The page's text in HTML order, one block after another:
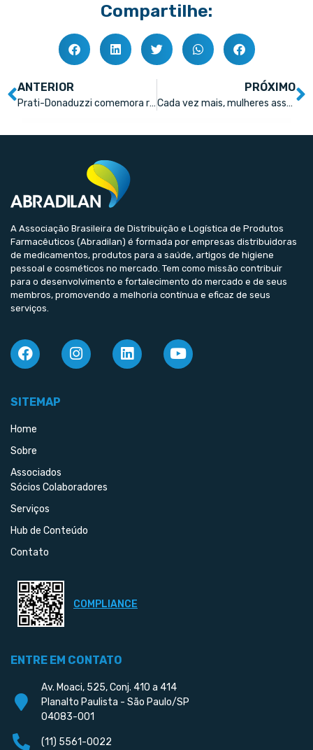
Compartilhe:
ANTERIOR
Prati-Donaduzzi comemora resultados na edição 2023 da Abradilan Conexão Farma
PRÓXIMO
Cada vez mais, mulheres assumem funções como motoristas nas operações logísticas
A Associação Brasileira de Distribuição e Logística de Produtos
Farmacêuticos (Abradilan) é formada por empresas distribuidoras
de medicamentos, produtos para a saúde, artigos de higiene
pessoal e cosméticos no mercado. Tem como missão contribuir
para o desenvolvimento e fortalecimento do mercado e de seus
membros, promovendo a melhoria contínua e eficaz de seus
serviços.
SITEMAP
Home
Sobre
Associados
Sócios Colaboradores
Serviços
Hub de Conteúdo
Contato
COMPLIANCE
ENTRE EM CONTATO
Av. Moaci, 525, Conj. 410 a 414
Planalto Paulista - São Paulo/SP
04083-001
(11) 5561-0022